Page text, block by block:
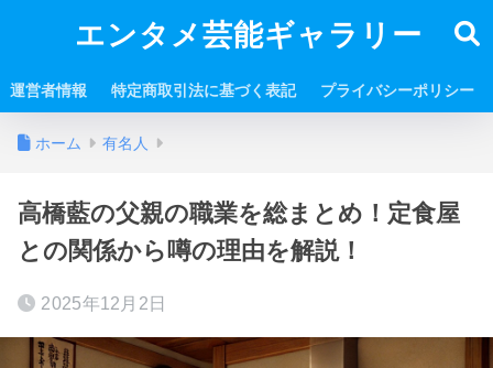
エンタメ芸能ギャラリー
運営者情報 特定商取引法に基づく表記 プライバシーポリシー
ホーム 有名人
高橋藍の父親の職業を総まとめ！定食屋
との関係から噂の理由を解説！
2025年12月2日